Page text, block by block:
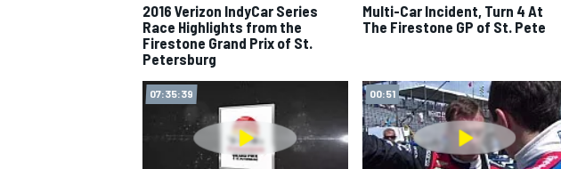
2016 Verizon IndyCar Series
Race Highlights from the
Firestone Grand Prix of St.
Petersburg
Multi-Car Incident, Turn 4 At
The Firestone GP of St. Pete
07:35:39 00:51